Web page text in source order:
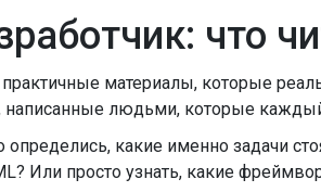
что
материалы, которые
написанные людьми, которые
определись, какие именно задачи
Или просто узнать, какие